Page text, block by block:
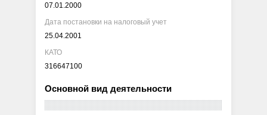
07.01.2000
Дата постановки на налоговый учет
25.04.2001
КАТО
316647100
Основной вид деятельности